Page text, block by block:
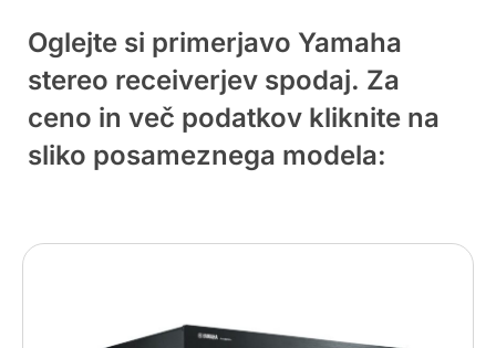
Oglejte si primerjavo Yamaha
stereo receiverjev spodaj. Za
ceno in več podatkov kliknite na
sliko posameznega modela: